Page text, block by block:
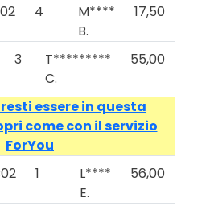
4
M****
B.
17,50
3
T*********
C.
55,00
essere in questa
come con il servizio
ForYou
1
L****
E.
56,00